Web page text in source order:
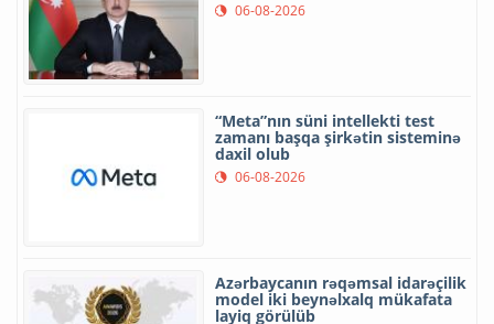
06-08-2026
“Meta”nın süni intellekti test
zamanı başqa şirkətin sisteminə
daxil olub
06-08-2026
Azərbaycanın rəqəmsal idarəçilik
model iki beynəlxalq mükafata
layiq görülüb